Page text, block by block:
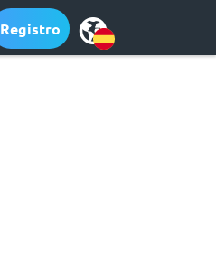
Registro